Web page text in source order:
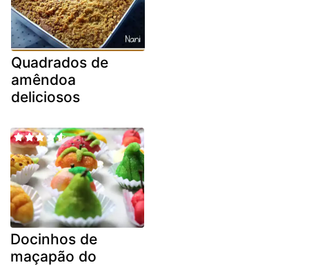
Quadrados de
amêndoa
deliciosos
Docinhos de
maçapão do